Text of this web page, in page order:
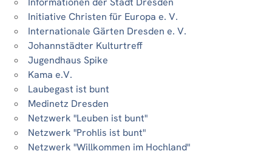
Initiative Christen für Europa e. V.
Internationale Gärten Dresden e. V.
Johannstädter Kulturtreff
Jugendhaus Spike
Kama e.V.
Laubegast ist bunt
Medinetz Dresden
Netzwerk "Leuben ist bunt"
Netzwerk "Prohlis ist bunt"
Netzwerk "Willkommen im Hochland"